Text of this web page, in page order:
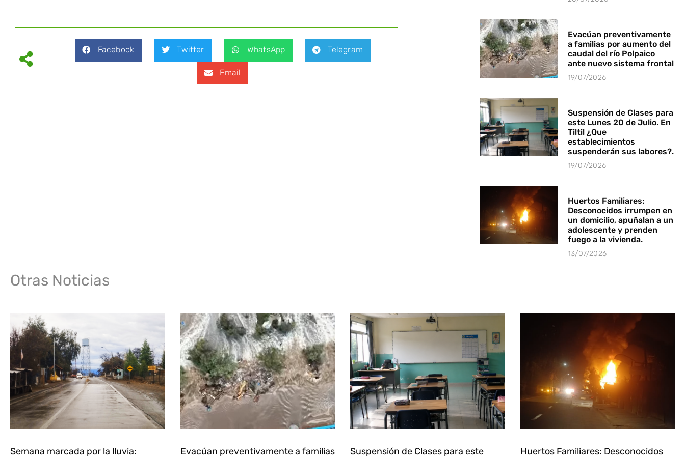
Facebook Twitter WhatsApp Telegram
Email
Evacúan preventivamente
a familias por aumento del
caudal del río Polpaico
ante nuevo sistema frontal
19/07/2026
Suspensión de Clases para
este Lunes 20 de Julio. En
Tiltil ¿Que
establecimientos
suspenderán sus labores?.
19/07/2026
Huertos Familiares:
Desconocidos irrumpen en
un domicilio, apuñalan a un
adolescente y prenden
fuego a la vivienda.
13/07/2026
Otras Noticias
Semana marcada por la lluvia: Evacúan preventivamente a familias Suspensión de Clases para este Huertos Familiares: Desconocidos